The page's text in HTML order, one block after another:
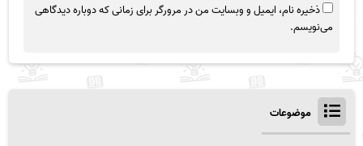
ذخیره نام، ایمیل و وبسایت من در مرورگر برای زمانی که دوباره دیدگاهی
می‌نویسم.
موضوعات